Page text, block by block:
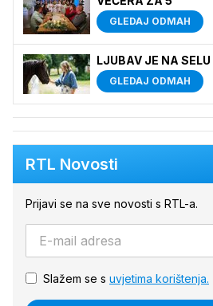
GLEDAJ ODMAH
LJUBAV JE NA SELU
GLEDAJ ODMAH
RTL Novosti
Prijavi se na sve novosti s RTL-a.
Slažem se s uvjetima korištenja.